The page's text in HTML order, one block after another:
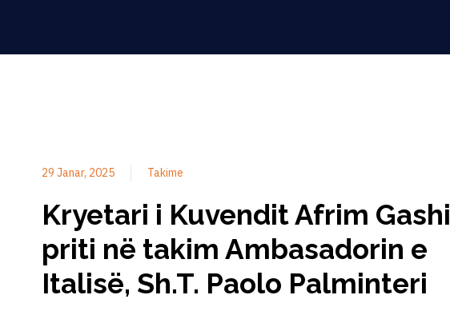
29 Janar, 2025 Takime
Kryetari i Kuvendit Afrim Gashi
priti në takim Ambasadorin e
Italisë, Sh.T. Paolo Palminteri